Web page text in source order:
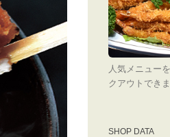
人気メニュー
クアウトできま
SHOP DATA